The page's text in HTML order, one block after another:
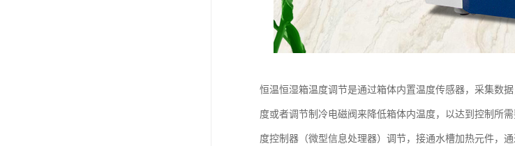
恒温恒湿箱温度调节是通过箱体内置温度传感器，采集数
度或者调节制冷电磁阀来降低箱体内温度，以达到控制所
度控制器（微型信息处理器）调节，接通水槽加热元件，